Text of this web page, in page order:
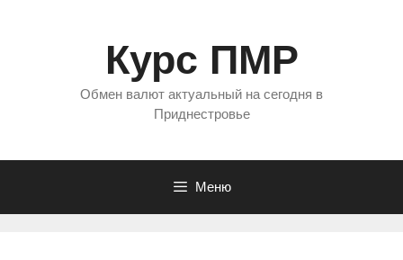
Курс ПМР
Обмен валют актуальный на сегодня в
Приднестровье
Меню